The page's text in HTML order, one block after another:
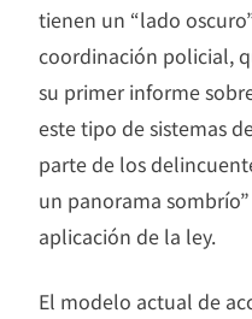
tienen un “lado
coordinación policial,
su primer informe
este tipo de sistemas
parte de los
un panorama
aplicación de la ley.
El modelo actual de